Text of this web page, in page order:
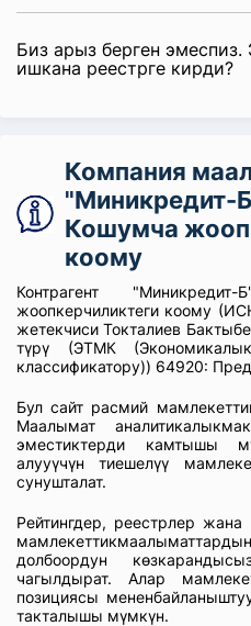
Биз арыз берген
ишкана реестрге кирди?
Компания
"Миникредит-
Кошумча
коому
Контрагент
жоопкерчиликтеги коому
жетекчиси Токталиев
түрү (ЭТМК
классификатору)) 64920:
Бул сайт расмий
Маалымат
эместиктерди камтышы
алууүчүн тиешелүү
сунушталат.
Рейтингдер, реестрлер
долбоордун
чагылдырат. Алар
позициясы
такталышы мүмкүн.